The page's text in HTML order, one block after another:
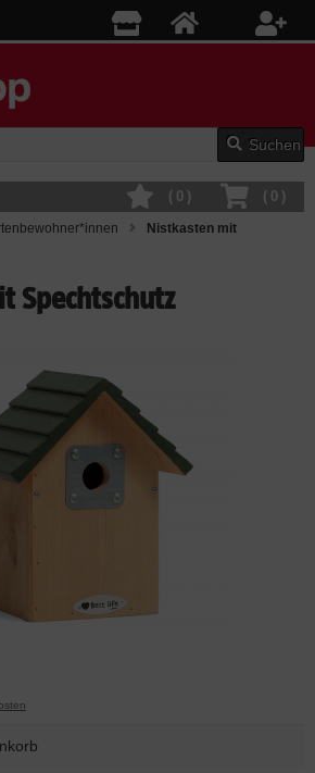
Suchen
( 0 )
( 0 )
Nistkasten mit
Spechtschutz